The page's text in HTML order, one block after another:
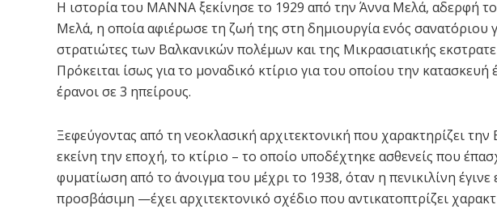
Η ιστορία του ΜΑΝΝΑ ξεκίνησε το 1929 από την Άννα Μελά, αδερφή
Μελά, η οποία αφιέρωσε τη ζωή της στη δημιουργία ενός σανατόριου
στρατιώτες των Βαλκανικών πολέμων και της Μικρασιατικής
Πρόκειται ίσως για το μοναδικό κτίριο για του οποίου την κατασκευή
έρανοι σε 3 ηπείρους.
Ξεφεύγοντας από τη νεοκλασική αρχιτεκτονική που χαρακτηρίζει την
εκείνη την εποχή, το κτίριο – το οποίο υποδέχτηκε ασθενείς που
φυματίωση από το άνοιγμα του μέχρι το 1938, όταν η πενικιλίνη
προσβάσιμη —έχει αρχιτεκτονικό σχέδιο που αντικατοπτρίζει